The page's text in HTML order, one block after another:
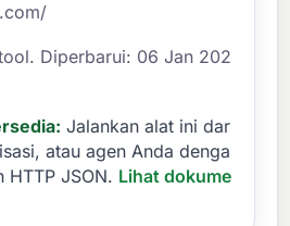
Diperbarui: 06 Jan 202
Jalankan alat ini dar
atau agen Anda denga
HTTP JSON. Lihat dokume